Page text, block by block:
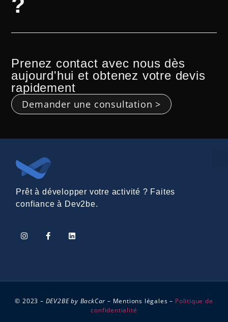
Prenez contact avec nous dès
aujourd'hui et obtenez votre devis
rapidement
Demander une consultation >
Prêt à développer votre activité ? Faites
confiance à Dev2be.
© 2023 – DEV2BE by BackCar – Mentions légales – Politique de
confidentialité
Icon by Icon8